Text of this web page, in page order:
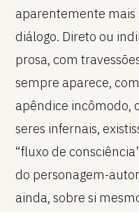
aparentemente mais
diálogo. Direto ou
prosa, com
sempre aparece,
apêndice incômodo,
seres infernais,
“fluxo de
do personagem-
ainda, sobre si